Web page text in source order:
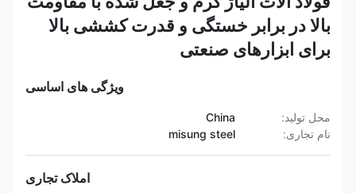
بالا در برابر خستگی و قدرت کششی بالا
برای ابزارهای صنعتی
ویژگی های اساسی
محل تولید:
China
نام تجاری:
misung steel
املاک تجاری